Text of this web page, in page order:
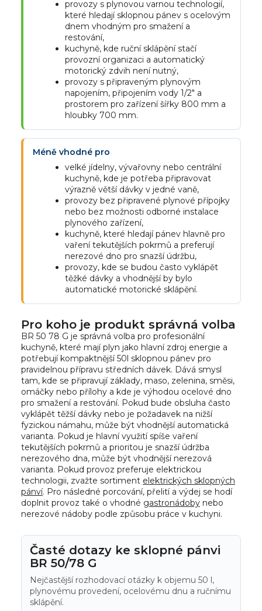
provozy s plynovou varnou technologií,
které hledají sklopnou pánev s ocelovým
dnem vhodným pro smažení a
restování,
kuchyně, kde ruční sklápění stačí
provozní organizaci a automatický
motorický zdvih není nutný,
provozy s připraveným plynovým
napojením, připojením vody 1/2" a
prostorem pro zařízení šířky 800 mm a
hloubky 700 mm.
Méně vhodné pro
velké jídelny, vývařovny nebo centrální
kuchyně, kde je potřeba připravovat
výrazně větší dávky v jedné vaně,
provozy bez připravené plynové přípojky
nebo bez možnosti odborné instalace
plynového zařízení,
kuchyně, které hledají pánev hlavně pro
vaření tekutějších pokrmů a preferují
nerezové dno pro snazší údržbu,
provozy, kde se budou často vyklápět
těžké dávky a vhodnější by bylo
automatické motorické sklápění.
Pro koho je produkt správná volba
BR 50 78 G je správná volba pro profesionální
kuchyně, které mají plyn jako hlavní zdroj energie a
potřebují kompaktnější 50l sklopnou pánev pro
pravidelnou přípravu středních dávek. Dává smysl
tam, kde se připravují základy, maso, zelenina, směsi,
omáčky nebo přílohy a kde je výhodou ocelové dno
pro smažení a restování. Pokud bude obsluha často
vyklápět těžší dávky nebo je požadavek na nižší
fyzickou námahu, může být vhodnější automatická
varianta. Pokud je hlavní využití spíše vaření
tekutějších pokrmů a prioritou je snazší údržba
nerezového dna, může být vhodnější nerezová
varianta. Pokud provoz preferuje elektrickou
technologii, zvažte sortiment elektrických sklopných
pánví. Pro následné porcování, přelití a výdej se hodí
doplnit provoz také o vhodné gastronádoby nebo
nerezové nádoby podle způsobu práce v kuchyni.
Časté dotazy ke sklopné pánvi
BR 50/78 G
Nejčastější rozhodovací otázky k objemu 50 l,
plynovému provedení, ocelovému dnu a ručnímu
sklápění.